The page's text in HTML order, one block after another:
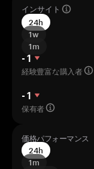
インサイト
24h
1w
1m
- 1
経験豊富な購入者
- 1
保有者
価格パフォーマンス
24h
1m